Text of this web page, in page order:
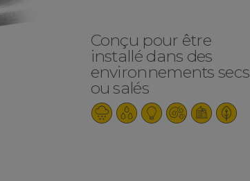
Conçu pour être
installé dans des
environnements secs
ou salés